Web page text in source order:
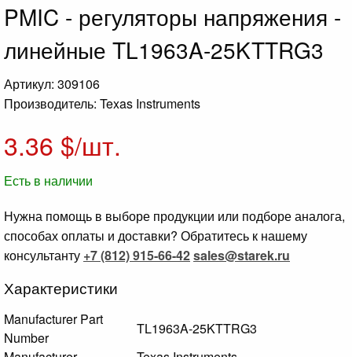
PMIC - регуляторы напряжения -
линейные TL1963A-25KTTRG3
Артикул: 309106
Производитель: Texas Instruments
3.36 $/шт.
Есть в наличии
Нужна помощь в выборе продукции или подборе аналога,
способах оплаты и доставки? Обратитесь к нашему
консультанту +7 (812) 915-66-42sales@starek.ru
Характеристики
Manufacturer Part
Number
TL1963A-25KTTRG3